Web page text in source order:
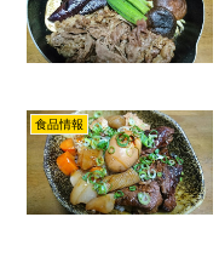
食品情報